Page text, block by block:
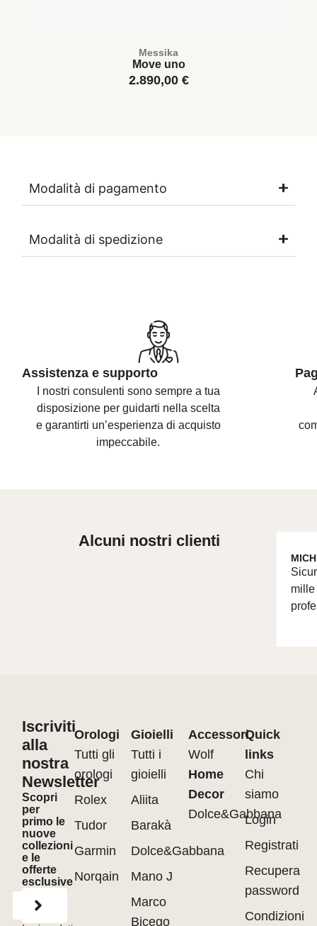
Messika
Move uno
2.890,00 €
Modalità di pagamento
Modalità di spedizione
Assistenza e supporto
I nostri consulenti sono sempre a tua
disposizione per guidarti nella scelta
e garantirti un’esperienza di acquisto
impeccabile.
Alcuni nostri clienti
mille
Iscriviti
alla
nostra
Newsletter
Scopri
per
primo le
nuove
collezioni
e le
offerte
esclusive
Orologi
Tutti gli
orologi
Rolex
Tudor
Garmin
Norqain
Gioielli
Tutti i
gioielli
Aliita
Barakà
Dolce&Gabbana
Mano J
Marco
Bicego
Accessori
Wolf
Home
Decor
Dolce&Gabbana
Quick
links
Chi
siamo
Login
Registrati
Recupera
password
Condizioni